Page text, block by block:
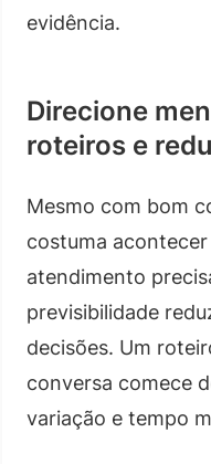
evidência.
Direcione
roteiros e
Mesmo com bom
costuma
atendimento
previsibilidade
decisões. Um
conversa comece
variação e tempo